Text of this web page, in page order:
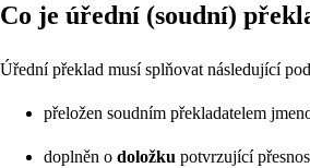
Co je úřední (soudní)
Úřední překlad musí splňovat následující
přeložen soudním překladatelem
doplněn o doložku potvrzující